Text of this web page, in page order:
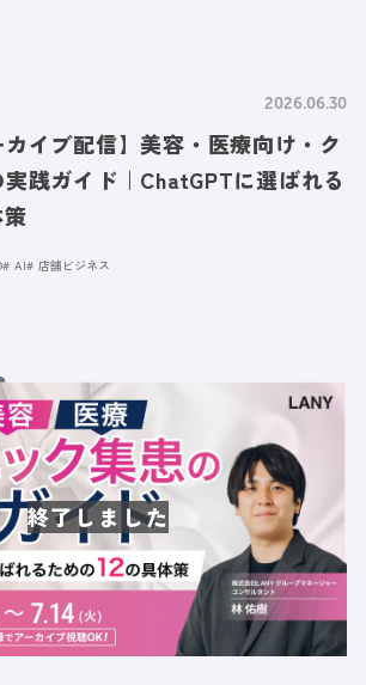
2026.06.30
カイブ配信】美容・医療向け・ク
践ガイド｜ChatGPTに選ばれる
AI 店舗ビジネス